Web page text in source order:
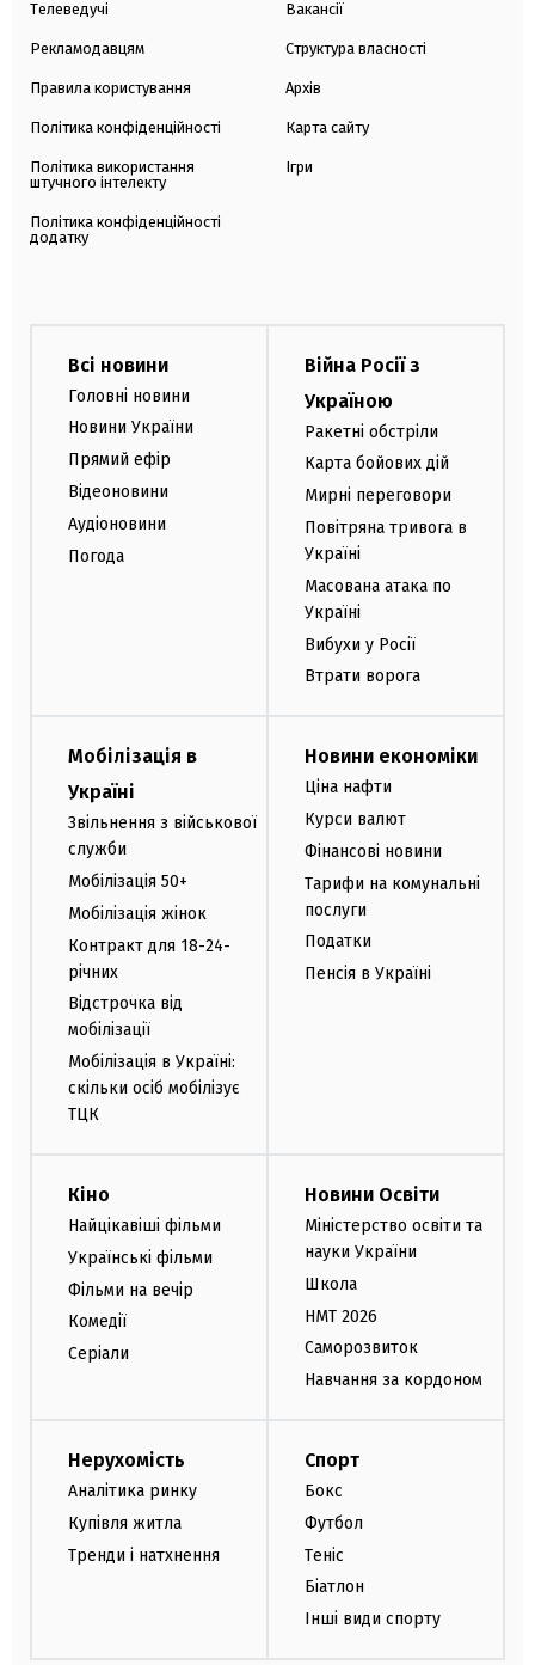
Телеведучі
Рекламодавцям
Правила користування
Політика конфіденційності
Політика використання
штучного інтелекту
Політика конфіденційності
додатку
Вакансії
Структура власності
Архів
Карта сайту
Ігри
Всі новини
Головні новини
Новини України
Прямий ефір
Відеоновини
Аудіоновини
Погода
Війна Росії з
Україною
Ракетні обстріли
Карта бойових дій
Мирні переговори
Повітряна тривога в
Україні
Масована атака по
Україні
Вибухи у Росії
Втрати ворога
Мобілізація в
Україні
Звільнення з військової
служби
Мобілізація 50+
Мобілізація жінок
Контракт для 18-24-
річних
Відстрочка від
мобілізації
Мобілізація в Україні:
скільки осіб мобілізує
ТЦК
Новини економіки
Ціна нафти
Курси валют
Фінансові новини
Тарифи на комунальні
послуги
Податки
Пенсія в Україні
Кіно
Найцікавіші фільми
Українські фільми
Фільми на вечір
Комедії
Серіали
Новини Освіти
Міністерство освіти та
науки України
Школа
НМТ 2026
Саморозвиток
Навчання за кордоном
Нерухомість
Аналітика ринку
Купівля житла
Тренди і натхнення
Спорт
Бокс
Футбол
Теніс
Біатлон
Інші види спорту